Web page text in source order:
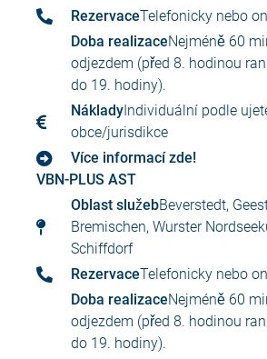
RezervaceTelefonicky nebo
Doba realizaceNejméně 60
odjezdem (před 8. hodinou
do 19. hodiny).
NákladyIndividuální podle
obce/jurisdikce
Více informací zde!
VBN-PLUS AST
Oblast služebBeverstedt,
Bremischen, Wurster
Schiffdorf
RezervaceTelefonicky nebo
Doba realizaceNejméně 60
odjezdem (před 8. hodinou
do 19. hodiny).